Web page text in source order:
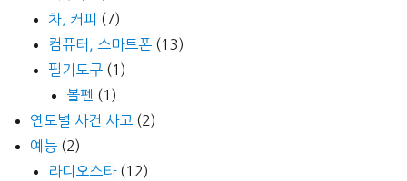
차, 커피 (7)
컴퓨터, 스마트폰 (13)
필기도구 (1)
볼펜 (1)
연도별 사건 사고 (2)
예능 (2)
라디오스타(12)